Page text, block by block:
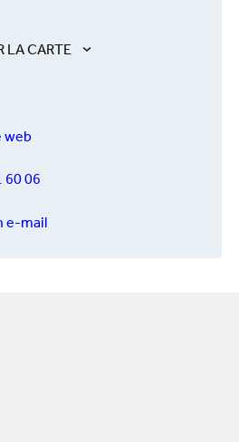
LA CARTE
web
60 06
e-mail